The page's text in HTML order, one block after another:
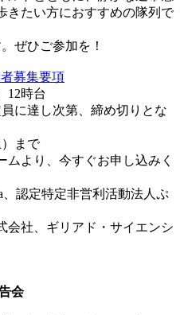
きたい方におすすめの隊列で
ぜひご参加を！
者募集要項
12時台
に達し次第、締め切りとな
まで
ムより、今すぐお申し込みく
認定特定非営利活動法人ぷ
会社、ギリアド・サイエンシ
会